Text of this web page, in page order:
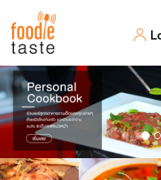
สูตรอาหาร
สูตรอาหารล่าสุด
Top Foodie
พาไปชิม
สารพันก้นครัว